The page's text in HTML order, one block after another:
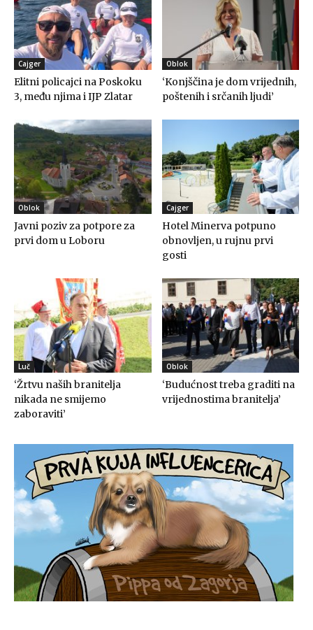
Cajger
Elitni policajci na Poskoku
3, među njima i IJP Zlatar
Oblok
‘Konjščina je dom vrijednih,
poštenih i srčanih ljudi’
Oblok
Javni poziv za potpore za
prvi dom u Loboru
Cajger
Hotel Minerva potpuno
obnovljen, u rujnu prvi
gosti
Luč
‘Žrtvu naših branitelja
nikada ne smijemo
zaboraviti’
Oblok
‘Budućnost treba graditi na
vrijednostima branitelja’